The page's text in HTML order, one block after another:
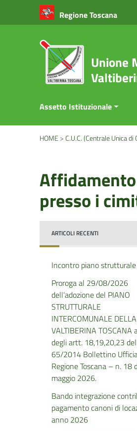
Vai ai contenuti
Vai al menu di navigazione
Regione Toscana
Unione
Assetto Istituzionale
HOME >C.U.C. (Centrale Unica
presso i
ARTICOLI RECENTI
Incontro piano strutturale
Proroga al 29/08/2026
dell’adozione del PIANO
STRUTTURALE
INTERCOMUNALE DELLA
VALTIBERINA TOSCANA
degli artt. 18,19,20,23
65/2014 Bollettino
Regione Toscana – n. 18
maggio 2026.
Bando integrazione
pagamento canoni di
anno 2026